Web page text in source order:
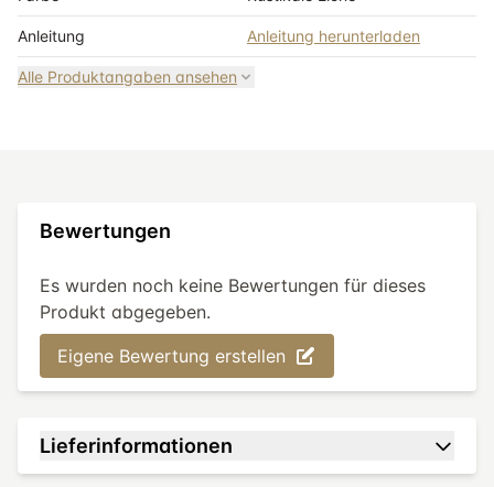
Anleitung Anleitung herunterladen
Alle Produktangaben ansehen
Bewertungen
Es wurden noch keine Bewertungen für dieses
Produkt abgegeben.
Eigene Bewertung erstellen
Lieferinformationen